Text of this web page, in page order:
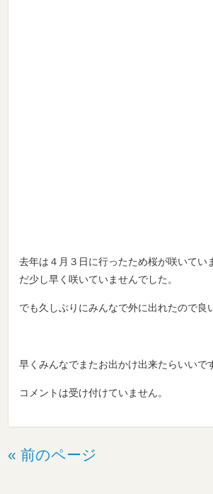
去年は４月３日に行ったため桜が咲いてい
だ少し早く咲いていませんでした。
でも久しぶりにみんなで外に出れたので良
早くみんなでまたお出かけ出来たらいいで
コメントは受け付けていません。
« 前のページ